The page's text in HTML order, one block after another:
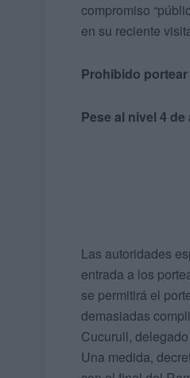
compromiso
en su reciente
Prohibido
Pese al nivel 4
Las autoridades
entrada a los
se permitirá el
demasiadas
Cucurull,
Una medida,